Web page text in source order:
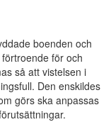
boenden och
för och
så att vistelsen i
Den enskildes
görs ska anpassas